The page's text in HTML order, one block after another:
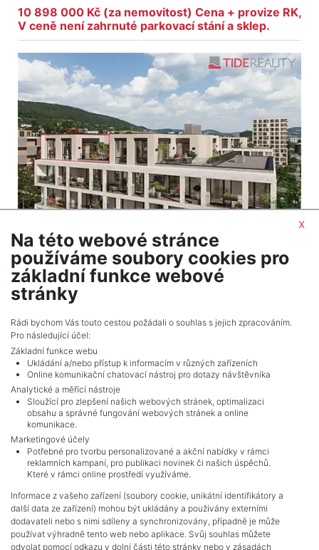
10 898 000 Kč (za nemovitost) Cena + provize RK,
V ceně není zahrnuté parkovací stání a sklep.
Byt na prodej / 4+kk / 147 m2
Beroun
Info o ceně u RK
Celkem4inzerátů.
NAVIGACE
Obchodní podmínky
Ochrana osobních údajů
Realitní kanceláře
Kontakt
x
Na této webové stránce
používáme soubory cookies pro
základní funkce webové
stránky
Rádi bychom Vás touto cestou požádali o souhlas s jejich zpracováním.
Pro následující účel:
Základní funkce webu
Ukládání a/nebo přístup k informacím v různých zařízeních
Online komunikační chatovací nástroj pro dotazy návštěvníka
Analytické a měřící nástroje
Sloužící pro zlepšení našich webových stránek, optimalizaci
obsahu a správné fungování webových stránek a online
komunikace.
Marketingové účely
Potřebné pro tvorbu personalizované a akční nabídky v rámci
reklamních kampaní, pro publikaci novinek či našich úspěchů.
Které v rámci online prostředí využíváme.
Informace z vašeho zařízení (soubory cookie, unikátní identifikátory a
další data ze zařízení) mohou být ukládány a používány externími
dodavateli nebo s nimi sdíleny a synchronizovány, případně je může
používat výhradně tento web nebo aplikace. Svůj souhlas můžete
odvolat pomocí odkazu v dolní části této stránky nebo v zásadách